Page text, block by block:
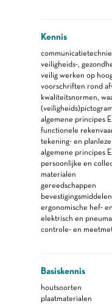
Kennis
veiligheids-,
veilig werken op
voorschriften rond
kwaliteitsnormen,
algemene principes
functionele
tekening- en
algemene principes
persoonlijke en
materialen
gereedschappen
bevestigingsmiddelen
ergonomische hef-
elektrisch en
controle- en
Basiskennis
houtsoorten
plaatmaterialen